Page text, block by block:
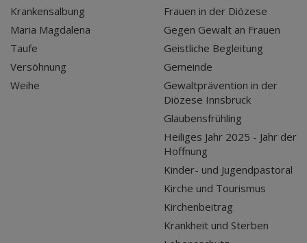
Krankensalbung
Maria Magdalena
Taufe
Versöhnung
Weihe
Frauen in der Diözese
Gegen Gewalt an Frauen
Geistliche Begleitung
Gemeinde
Gewaltprävention in der
Diözese Innsbruck
Glaubensfrühling
Heiliges Jahr 2025 - Jahr der
Hoffnung
Kinder- und Jugendpastoral
Kirche und Tourismus
Kirchenbeitrag
Krankheit und Sterben